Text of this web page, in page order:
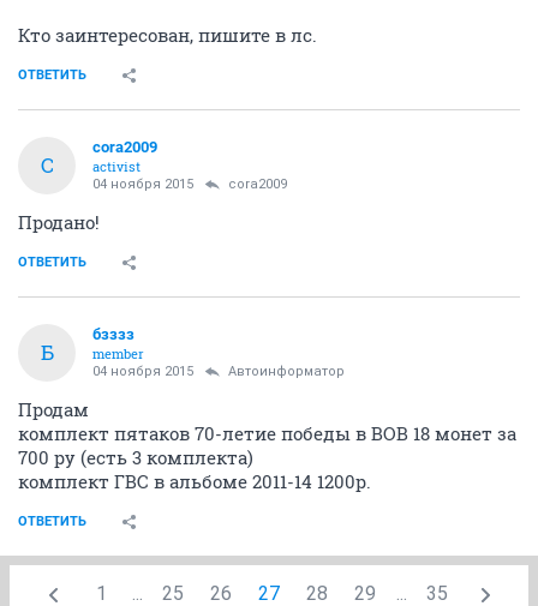
Кто заинтересован, пишите в лс.
ОТВЕТИТЬ
C
cora2009
activist
04 ноября 2015 cora2009
Продано!
ОТВЕТИТЬ
Б
бзззз
member
04 ноября 2015 Автоинформатор
Продам
комплект пятаков 70-летие победы в ВОВ 18 монет за
700 ру (есть 3 комплекта)
комплект ГВС в альбоме 2011-14 1200р.
ОТВЕТИТЬ
1 ... 25 26 27 28 29 ... 35